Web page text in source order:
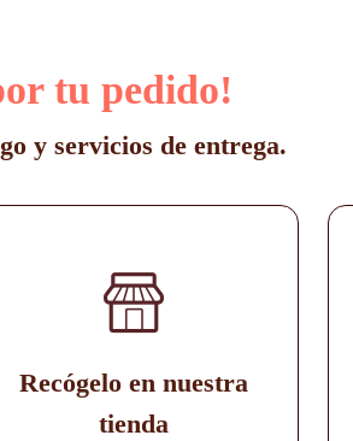
tu pedido!
y servicios de entrega.
Recógelo en nuestra
tienda